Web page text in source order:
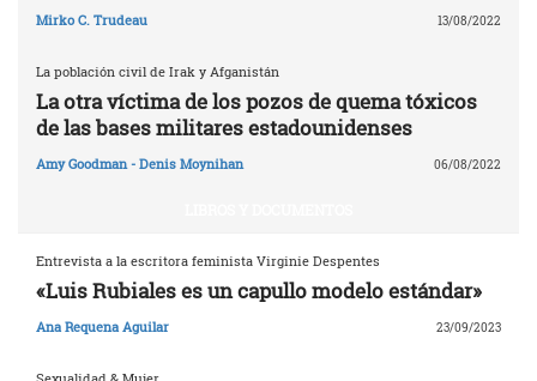
Mirko C. Trudeau 13/08/2022
La población civil de Irak y Afganistán
La otra víctima de los pozos de quema tóxicos
de las bases militares estadounidenses
Amy Goodman - Denis Moynihan 06/08/2022
Entrevista a la escritora feminista Virginie Despentes
«Luis Rubiales es un capullo modelo estándar»
Ana Requena Aguilar 23/09/2023